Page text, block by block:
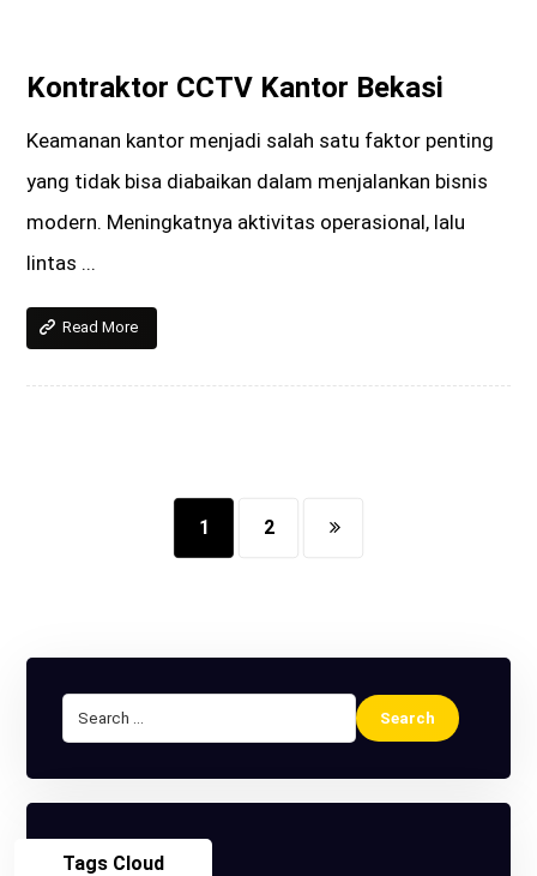
Kontraktor CCTV Kantor Bekasi
Keamanan kantor menjadi salah satu faktor penting
yang tidak bisa diabaikan dalam menjalankan bisnis
modern. Meningkatnya aktivitas operasional, lalu
lintas ...
Read More
1 2
Tags Cloud